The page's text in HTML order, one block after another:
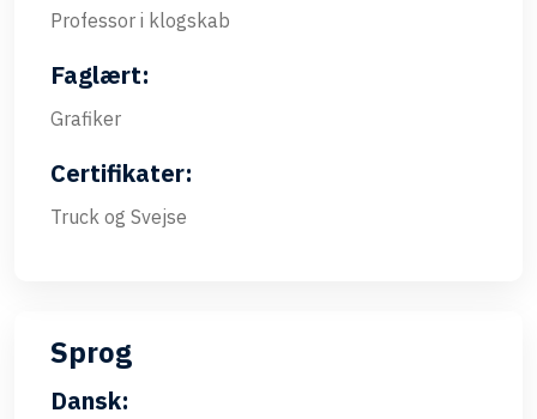
Professor i klogskab
Faglært:
Grafiker
Certifikater:
Truck og Svejse
Sprog
Dansk: